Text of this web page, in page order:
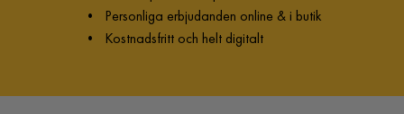
• Personliga erbjudanden online & i butik
• Kostnadsfritt och helt digitalt